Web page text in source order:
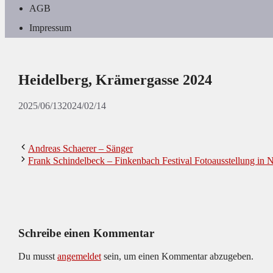
AGB
Impressum
Heidelberg, Krämergasse 2024
2025/06/132024/02/14
Andreas Schaerer – Sänger
Frank Schindelbeck – Finkenbach Festival Fotoausstellung in
Schreibe einen Kommentar
Du musst angemeldet sein, um einen Kommentar abzugeben.